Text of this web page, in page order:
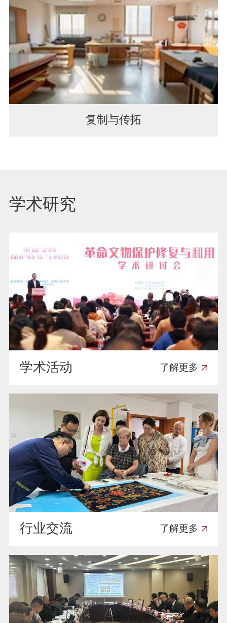
复制与传拓
学术研究
学术活动 了解更多
行业交流 了解更多